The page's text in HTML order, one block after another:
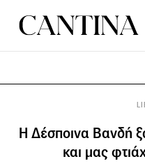
Η Δέσποινα Βανδή
και μας